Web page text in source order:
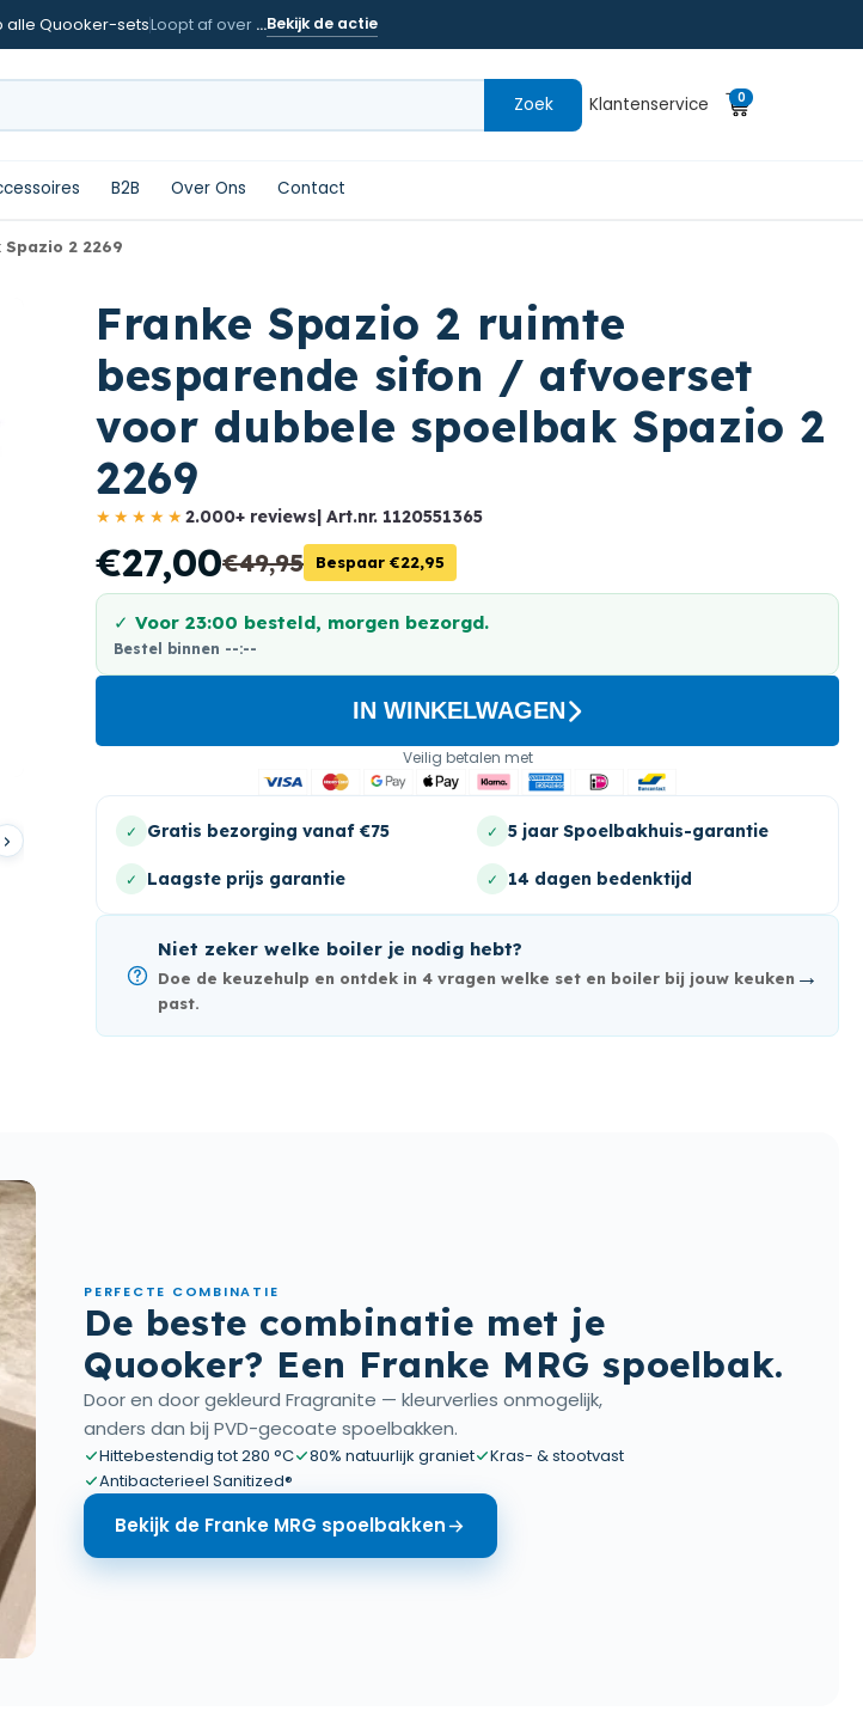
alle Quooker-setsLoopt af over …Bekijk de actie
Zoek Klantenservice
Winkelwagen
00
artikelen
B2B Over Ons Contact
2 2269
Franke Spazio 2 ruimte
besparende sifon / afvoerset
voor dubbele spoelbak Spazio 2
2269
★★★★★2.000+ reviews | Art.nr. 1120551365
€27,00€49,95 Bespaar €22,95
✓ Voor 23:00 besteld, morgen bezorgd.
Bestel binnen --:--
IN WINKELWAGEN
Veilig betalen met
✓ Gratis bezorging vanaf €75 ✓ 5 jaar Spoelbakhuis-garantie
✓ Laagste prijs garantie ✓ 14 dagen bedenktijd
Niet zeker welke boiler je nodig hebt?
Doe de keuzehulp en ontdek in 4 vragen welke set en boiler bij jouw keuken
past.
→
PERFECTE COMBINATIE
De beste combinatie met je
Quooker? Een Franke MRG spoelbak.
Door en door gekleurd Fragranite — kleurverlies onmogelijk,
anders dan bij PVD-gecoate spoelbakken.
Hittebestendig tot 280 °C 80% natuurlijk graniet
Kras- & stootvast
Antibacterieel Sanitized®
Bekijk de Franke MRG spoelbakken